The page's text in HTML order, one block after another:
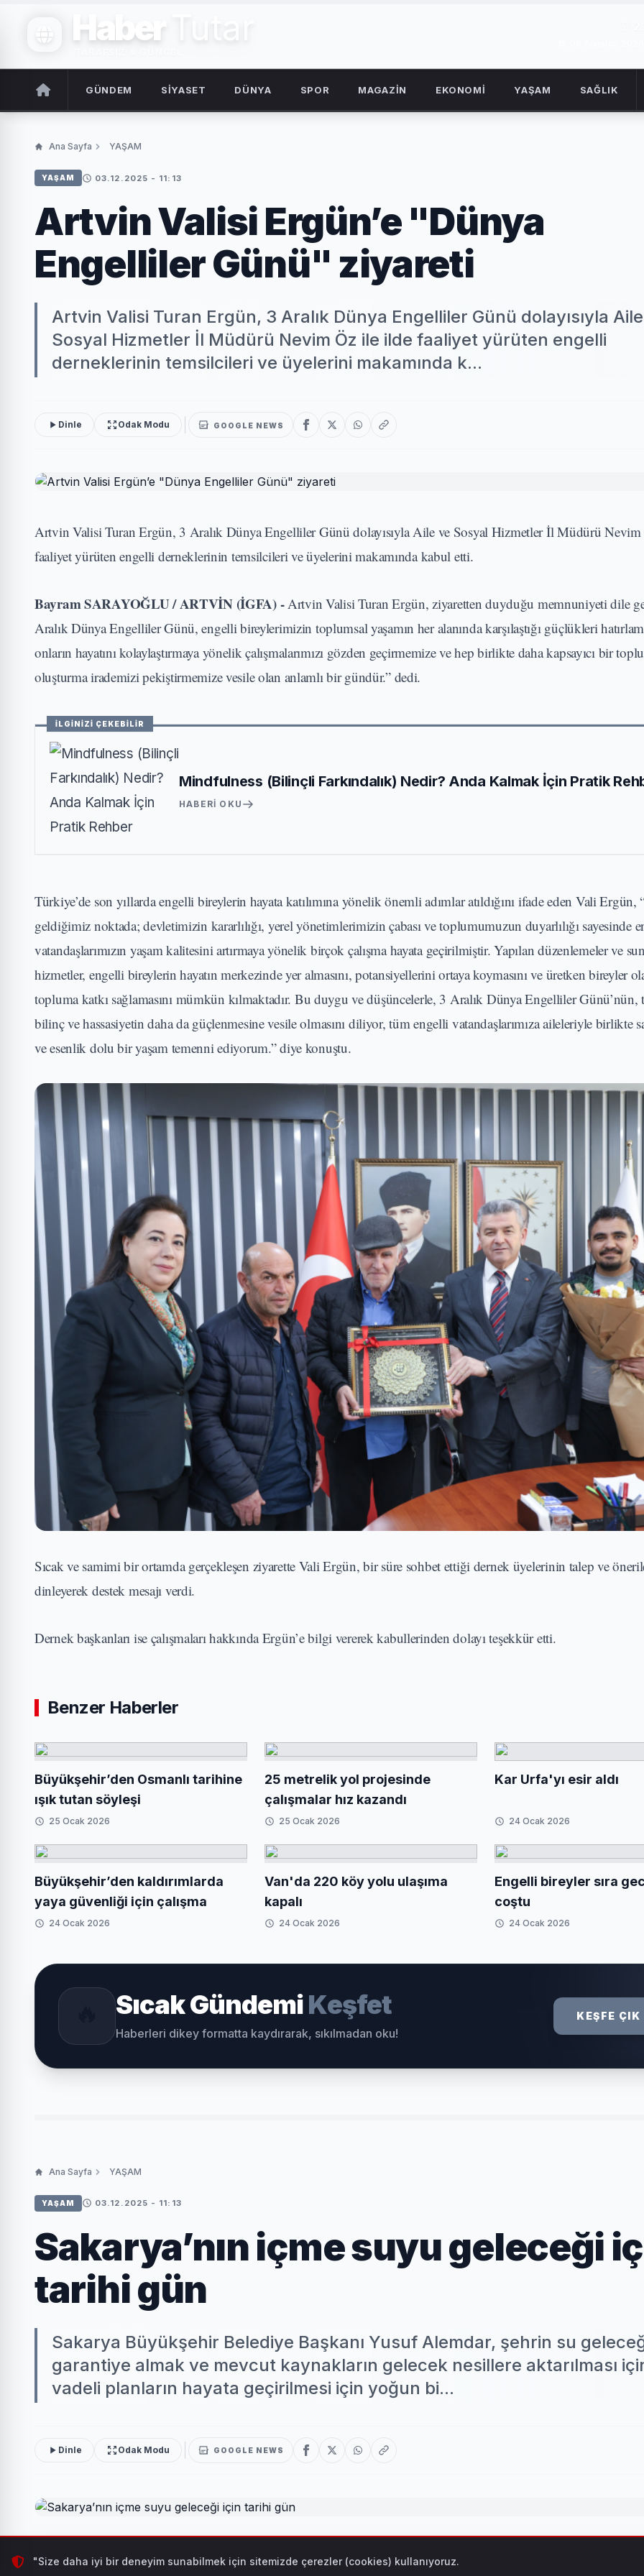
Haber Tutar
GÜNDEM SİYASET DÜNYA SPOR MAGAZİN EKONOMİ YAŞAM SAĞLIK
Ana Sayfa YAŞAM
YAŞAM 03.12.2025 - 11:13
Artvin Valisi Ergün’e "Dünya
Engelliler Günü" ziyareti
Artvin Valisi Turan Ergün, 3 Aralık Dünya Engelliler Günü dolayısıyla
Sosyal Hizmetler İl Müdürü Nevim Öz ile ilde faaliyet yürüten engelli
derneklerinin temsilcileri ve üyelerini makamında k...
Dinle Odak Modu GOOGLE NEWS
Artvin Valisi Turan Ergün, 3 Aralık Dünya Engelliler Günü dolayısıyla Aile ve Sosyal Hizmetler İl Müdürü
faaliyet yürüten engelli derneklerinin temsilcileri ve üyelerini makamında kabul etti.
Bayram SARAYOĞLU / ARTVİN (İGFA) -Artvin Valisi Turan Ergün, ziyaretten duyduğu memnuniyeti dile
Aralık Dünya Engelliler Günü, engelli bireylerimizin toplumsal yaşamın her alanında karşılaştığı güçlükleri
onların hayatını kolaylaştırmaya yönelik çalışmalarımızı gözden geçirmemize ve hep birlikte daha kapsayıcı bir
oluşturma irademizi pekiştirmemize vesile olan anlamlı bir gündür.” dedi.
İLGİNİZİ ÇEKEBİLİR
Mindfulness (Bilinçli Farkındalık) Nedir? Anda Kalmak İçin Pratik
HABERI OKU
Türkiye’de son yıllarda engelli bireylerin hayata katılımına yönelik önemli adımlar atıldığını ifade eden Vali Ergün,
geldiğimiz noktada; devletimizin kararlılığı, yerel yönetimlerimizin çabası ve toplumumuzun duyarlılığı sayesinde
vatandaşlarımızın yaşam kalitesini artırmaya yönelik birçok çalışma hayata geçirilmiştir. Yapılan düzenlemeler ve
hizmetler, engelli bireylerin hayatın merkezinde yer almasını, potansiyellerini ortaya koymasını ve üretken bireyler
topluma katkı sağlamasını mümkün kılmaktadır. Bu duygu ve düşüncelerle, 3 Aralık Dünya Engelliler Günü’nün,
bilinç ve hassasiyetin daha da güçlenmesine vesile olmasını diliyor, tüm engelli vatandaşlarımıza aileleriyle birlikte
ve esenlik dolu bir yaşam temenni ediyorum.” diye konuştu.
Sıcak ve samimi bir ortamda gerçekleşen ziyarette Vali Ergün, bir süre sohbet ettiği dernek üyelerinin talep ve
dinleyerek destek mesajı verdi.
Dernek başkanları ise çalışmaları hakkında Ergün’e bilgi vererek kabullerinden dolayı teşekkür etti.
Benzer Haberler
Büyükşehir’den Osmanlı tarihine
ışık tutan söyleşi
25 Ocak 2026
25 metrelik yol projesinde
çalışmalar hız kazandı
25 Ocak 2026
Kar Urfa'yı esir aldı
24 Ocak 2026
Büyükşehir’den kaldırımlarda
yaya güvenliği için çalışma
24 Ocak 2026
Van'da 220 köy yolu ulaşıma
kapalı
24 Ocak 2026
Engelli bireyler sıra
coştu
24 Ocak 2026
Sıcak GündemiKeşfet
Haberleri dikey formatta kaydırarak, sıkılmadan oku!
KEŞFE ÇIK
Ana Sayfa YAŞAM
YAŞAM 03.12.2025 - 11:13
Sakarya’nın içme suyu geleceği
tarihi gün
Sakarya Büyükşehir Belediye Başkanı Yusuf Alemdar, şehrin su
garantiye almak ve mevcut kaynakların gelecek nesillere aktarılması
vadeli planların hayata geçirilmesi için yoğun bi...
Dinle Odak Modu GOOGLE NEWS
Sakarya Büyükşehir Belediye Başkanı Yusuf Alemdar, şehrin su geleceğini garantiye almak ve mevcut kaynakların
"Size daha iyi bir deneyim sunabilmek için sitemizde çerezler (cookies) kullanıyoruz.